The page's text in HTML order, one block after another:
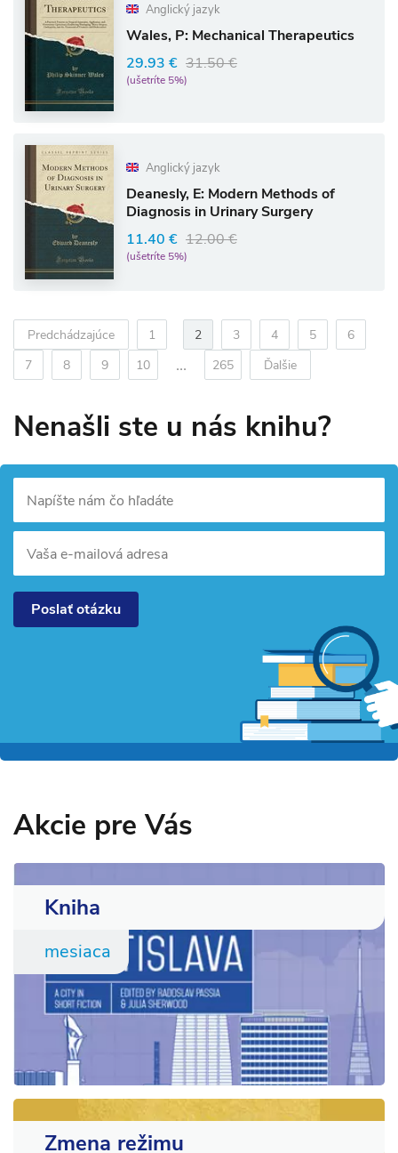
Anglický jazyk
Wales, P: Mechanical Therapeutics
29.93 € 31.50 €
(ušetríte 5%)
Anglický jazyk
Deanesly, E: Modern Methods of
Diagnosis in Urinary Surgery
11.40 € 12.00 €
(ušetríte 5%)
Predchádzajúce 1 2 3 4 5
6
7
8 9 10 ... 265 Ďalšie
Nenašli ste u nás knihu?
Napíšte nám čo hľadáte
Vaša e-mailová adresa
Poslať otázku
Akcie pre Vás
Kniha
mesiaca
Zmena režimu